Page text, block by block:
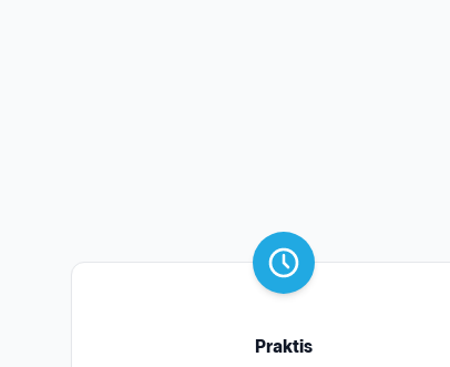
Praktis